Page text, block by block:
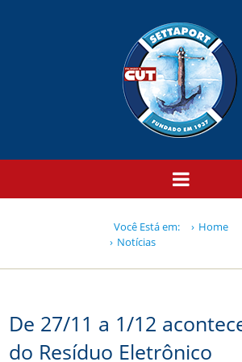
Você Está em:
Home
Notícias
De 27/11 a 1/12
do Resíduo Eletrônico